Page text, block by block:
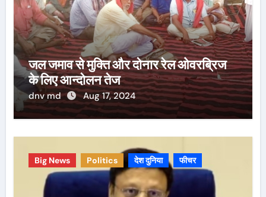
जल जमाव से मुक्ति और दोनार रेल ओवरब्रिज
के लिए आन्दोलन तेज
dnv md Aug 17, 2024
Big News Politics देश दुनिया फीचर